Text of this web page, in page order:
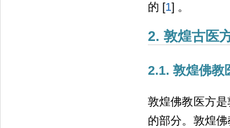
的 [1] 。
2. 敦煌古医
2.1. 敦煌佛教
敦煌佛教医方
的部分。敦煌